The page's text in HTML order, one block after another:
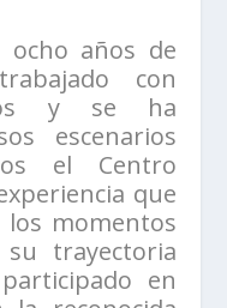
años de
con
y se ha
escenarios
el Centro
que
los momentos
trayectoria
en